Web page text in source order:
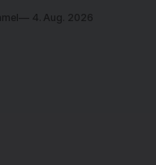
die Hamburgerinnen und
4. Aug. 2026